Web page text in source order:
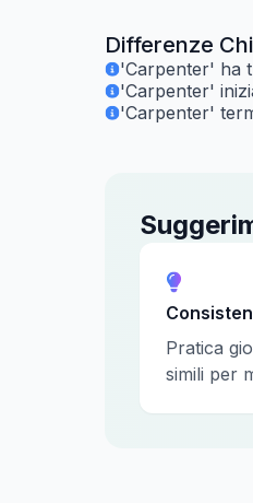
Differenze
'Carpenter' ha
'Carpenter'
'Carpenter'
Pratica
simili per